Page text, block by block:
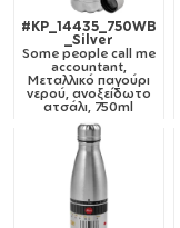
#KP_14435_750WB
_Silver
Some people call me
accountant,
Μεταλλικό παγούρι
νερού, ανοξείδωτο
ατσάλι, 750ml